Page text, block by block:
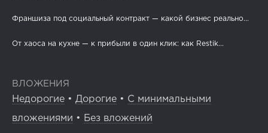
Франшиза под социальный контракт — какой бизнес реально...
От хаоса на кухне — к прибыли в один клик: как Restik...
ВЛОЖЕНИЯ
Недорогие • Дорогие • С минимальными
вложениями • Без вложений